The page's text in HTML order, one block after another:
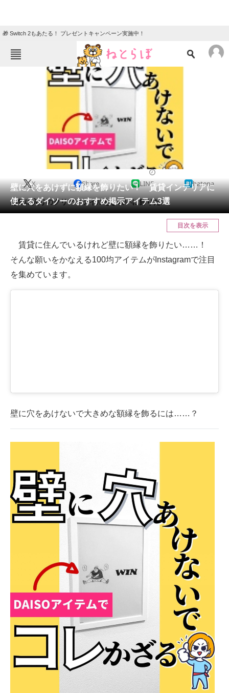
🎁 Switch 2もあたる！ プレゼントキャンペーン実施中！
ねとらぼメニュー
ニュース
リサーチ
会員記事
メディア
ITの今と未来を見通す
スマホと通信の最新トレンド
マーケ×ITの今がよく分かる
企業向けIT製品の総合サイト
IT製品の技術・比較・事例
製造業のIT導入・活用を支援
電子設計の基本と応用
エネルギーの専門メディア
建設×テクノロジーの最前線
ちょっと気になるネットの話題
壁に穴をあけずに額縁を飾りたい！ 賃貸インテリアに
使えるダイソーのおすすめ掲示アイテム3選
X Share LINE hatena
お気に入りのクリアファイルをきれいに飾りたい。
目次を表示
賃貸に住んでいるけれど壁に額縁を飾りたい……！
そんな願いをかなえる100均アイテムがInstagramで注目
を集めています。
壁に穴をあけないで大きめな額縁を飾るには……？